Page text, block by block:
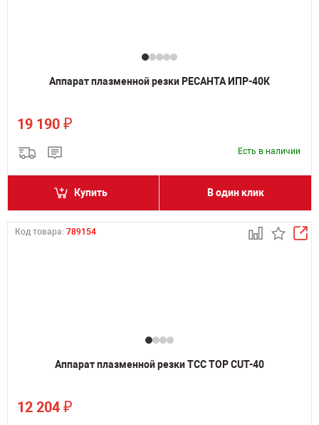
Аппарат плазменной резки РЕСАНТА ИПР-40К
19 190 ₽
Есть в наличии
Купить В один клик
Код товара: 789154
Аппарат плазменной резки ТСС TOP CUT-40
12 204 ₽